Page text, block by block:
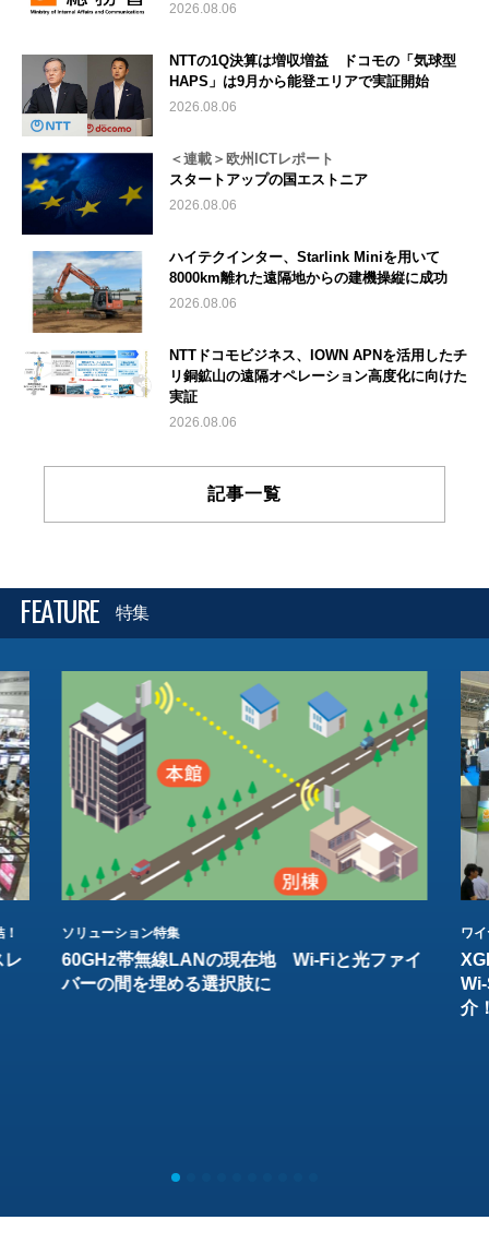
2026.08.06
NTTの1Q決算は増収増益 ドコモの「気球型
HAPS」は9月から能登エリアで実証開始
2026.08.06
＜連載＞欧州ICTレポート
スタートアップの国エストニア
2026.08.06
ハイテクインター、Starlink Miniを用いて
8000km離れた遠隔地からの建機操縦に成功
2026.08.06
NTTドコモビジネス、IOWN APNを活用したチ
リ銅鉱山の遠隔オペレーション高度化に向けた
実証
2026.08.06
記事一覧
FEATURE 特集
レ
ソリューション特集
60GHz帯無線LANの現在地 Wi-Fiと光ファイ
バーの間を埋める選択肢に
ワ
介